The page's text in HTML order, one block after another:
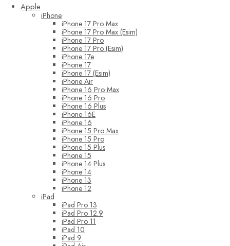
Apple
iPhone
iPhone 17 Pro Max
iPhone 17 Pro Max (Esim)
iPhone 17 Pro
iPhone 17 Pro (Esim)
iPhone 17e
iPhone 17
iPhone 17 (Esim)
iPhone Air
iPhone 16 Pro Max
iPhone 16 Pro
iPhone 16 Plus
iPhone 16E
iPhone 16
iPhone 15 Pro Max
iPhone 15 Pro
iPhone 15 Plus
iPhone 15
iPhone 14 Plus
iPhone 14
iPhone 13
iPhone 12
iPad
iPad Pro 13
iPad Pro 12.9
iPad Pro 11
iPad 10
iPad 9